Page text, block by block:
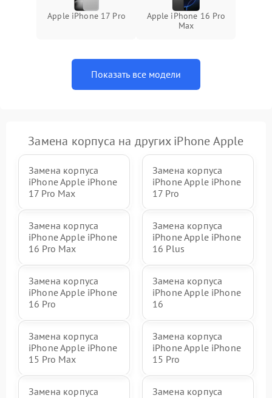
Apple iPhone 17 Pro
Apple iPhone 16 Pro
Max
Показать все модели
Замена корпуса на других iPhone Apple
Замена корпуса
iPhone Apple iPhone
17 Pro Max
Замена корпуса
iPhone Apple iPhone
17 Pro
Замена корпуса
iPhone Apple iPhone
16 Pro Max
Замена корпуса
iPhone Apple iPhone
16 Plus
Замена корпуса
iPhone Apple iPhone
16 Pro
Замена корпуса
iPhone Apple iPhone
16
Замена корпуса
iPhone Apple iPhone
15 Pro Max
Замена корпуса
iPhone Apple iPhone
15 Pro
Замена корпуса
Замена корпуса